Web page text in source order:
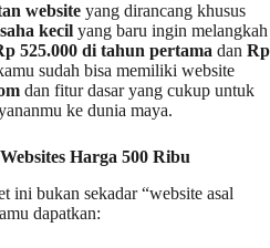
website yang dirancang khusus
kecil yang baru ingin melangkah
525.000 di tahun pertama dan Rp
sudah bisa memiliki website
dan fitur dasar yang cukup untuk
ke dunia maya.
Harga 500 Ribu
ini bukan sekadar “website asal
dapatkan: